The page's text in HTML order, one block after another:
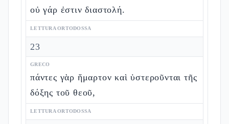
οὐ γάρ ἐστιν διαστολή.
LETTURA ORTODOSSA
23
GRECO
πάντες γὰρ ἥμαρτον καὶ ὑστεροῦνται τῆς
δόξης τοῦ θεοῦ,
LETTURA ORTODOSSA